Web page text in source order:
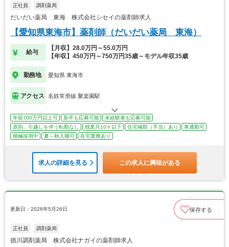
正社員 調剤薬局
だいだい薬局 東海 株式会社シセイの薬剤師求人
【愛知県東海市】薬剤師（だいだい薬局 東海）
給与
【月収】28.0万円～55.0万円
【年収】450万円～750万円35歳～モデル年収35歳
勤務地 愛知県 東海市
アクセス 名鉄常滑線 聚楽園駅
年収700万円以上可 新卒も応募可能
未経験者も応募可能
原則、引越しを伴う転勤なし
残業月10ｈ以下 住宅補助（手当）あり
車通勤可
積極採用中
夏～秋入職可 在宅業務あり
求人の詳細を見る この求人に興味がある
更新日：2026年5月26日 保存する
正社員 調剤薬局
徳川調剤薬局 株式会社ナガイの薬剤師求人